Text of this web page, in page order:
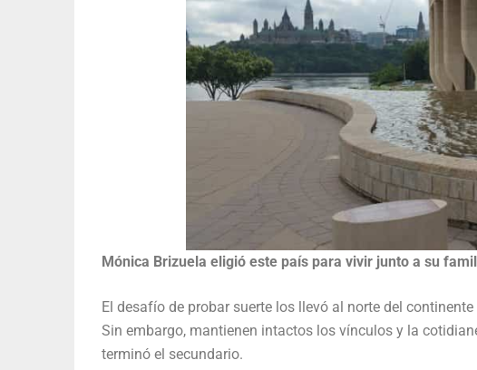
Mónica Brizuela eligió este país para vivir junto a su
El desafío de probar suerte los llevó al norte del
Sin embargo, mantienen intactos los vínculos y la
terminó el secundario.